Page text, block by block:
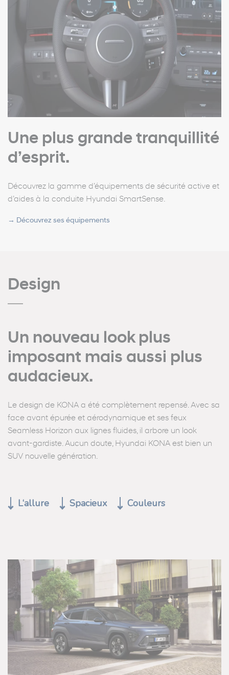
Une plus grande tranquillité
d’esprit.
Découvrez la gamme d’équipements de sécurité active et
d’aides à la conduite Hyundai SmartSense.
→ Découvrez ses équipements
Design
Un nouveau look plus
imposant mais aussi plus
audacieux.
Le design de KONA a été complètement repensé. Avec sa
face avant épurée et aérodynamique et ses feux
Seamless Horizon aux lignes fluides, il arbore un look
avant-gardiste. Aucun doute, Hyundai KONA est bien un
SUV nouvelle génération.
L‘allure Spacieux Couleurs